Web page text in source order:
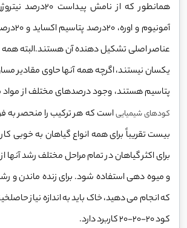
همانطور که از نامش
آمونیوم
یکسان نیستند، اگرچه همه آنها حاوی مقادیر
پتاسیم هستند، وجود درصدهای مختلف از مواد
کودهای شیمیاییاست که هر ترکیب را منحصر به
بیست تقریباً برای همه انواع گیاهان به خوبی
برای اکثر گیاهان در تمام مراحل مختلف رشد
و میوه دهی استفاده شود. برای زنده ماندن و
که انجام می دهید، خاک باید به اندازه نیاز
کود 20-20-20 کاربرد دارد.